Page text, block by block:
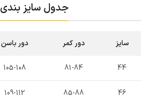
جدول سایز بندی
سایز دور کمر دور باسن
44
81-84
105-108
46
85-88
109-112